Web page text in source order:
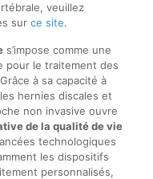
veuillez
sur ce site.
s’impose comme une
pour le traitement des
à sa capacité à
hernies discales et
non invasive ouvre
de la qualité de vie
technologiques
les dispositifs
personnalisés,